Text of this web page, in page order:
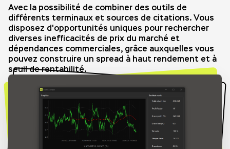
Avec la possibilité de combiner des outils de
différents terminaux et sources de citations. Vous
disposez d'opportunités uniques pour rechercher
diverses inefficacités de prix du marché et
dépendances commerciales, grâce auxquelles vous
pouvez construire un spread à haut rendement et à
seuil de rentabilité.